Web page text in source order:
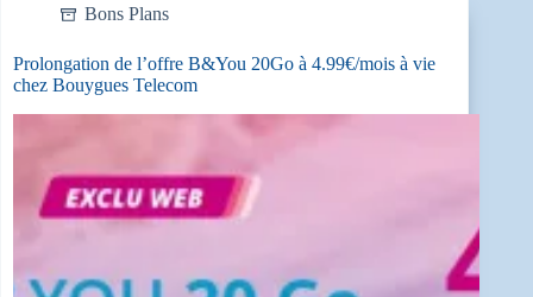
Bons Plans
Prolongation de l’offre B&You 20Go à 4.99€/mois à vie
chez Bouygues Telecom